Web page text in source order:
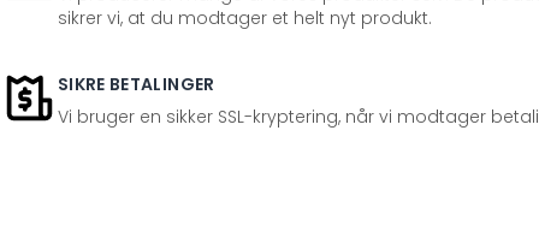
Shabby
Skov & træer
sikrer vi, at du modtager et helt nyt produkt.
SIKRE BETALINGER
Vi bruger en sikker SSL-kryptering, når vi modtager